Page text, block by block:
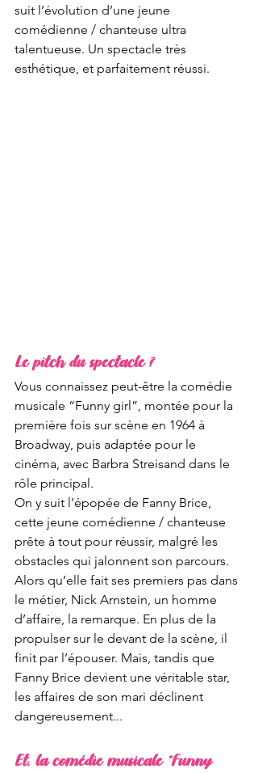
suit l’évolution d’une jeune
comédienne / chanteuse ultra
talentueuse. Un spectacle très
esthétique, et parfaitement réussi.
Le pitch du spectacle ?
Vous connaissez peut-être la comédie
musicale “Funny girl”, montée pour la
première fois sur scène en 1964 à
Broadway, puis adaptée pour le
cinéma, avec Barbra Streisand dans le
rôle principal.
On y suit l’épopée de Fanny Brice,
cette jeune comédienne / chanteuse
prête à tout pour réussir, malgré les
obstacles qui jalonnent son parcours.
Alors qu’elle fait ses premiers pas dans
le métier, Nick Arnstein, un homme
d’affaire, la remarque. En plus de la
propulser sur le devant de la scène, il
finit par l’épouser. Mais, tandis que
Fanny Brice devient une véritable star,
les affaires de son mari déclinent
dangereusement...
Et, la comédie musicale “Funny